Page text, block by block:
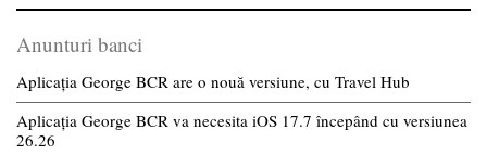
Anunturi banci
Aplicația George BCR are o nouă versiune, cu Travel Hub
Aplicația George BCR va necesita iOS 17.7 începând cu versiunea
26.26